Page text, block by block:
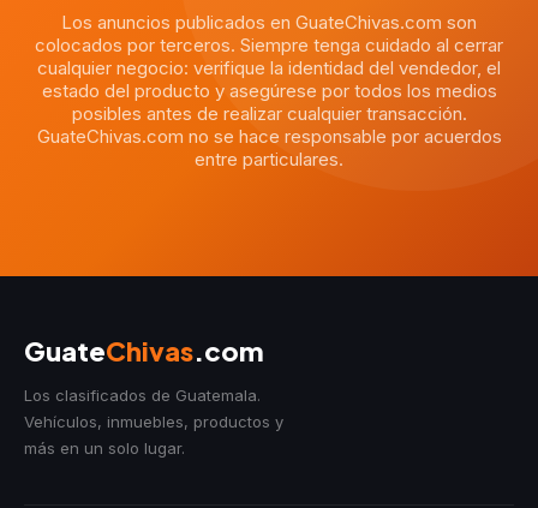
Los anuncios publicados en GuateChivas.com son
colocados por terceros. Siempre tenga cuidado al cerrar
cualquier negocio: verifique la identidad del vendedor, el
estado del producto y asegúrese por todos los medios
posibles antes de realizar cualquier transacción.
GuateChivas.com no se hace responsable por acuerdos
entre particulares.
GuateChivas.com
Los clasificados de Guatemala.
Vehículos, inmuebles, productos y
más en un solo lugar.